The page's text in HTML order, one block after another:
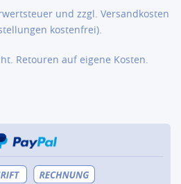
und zzgl. Versandkosten
kostenfrei).
Retouren auf eigene Kosten.